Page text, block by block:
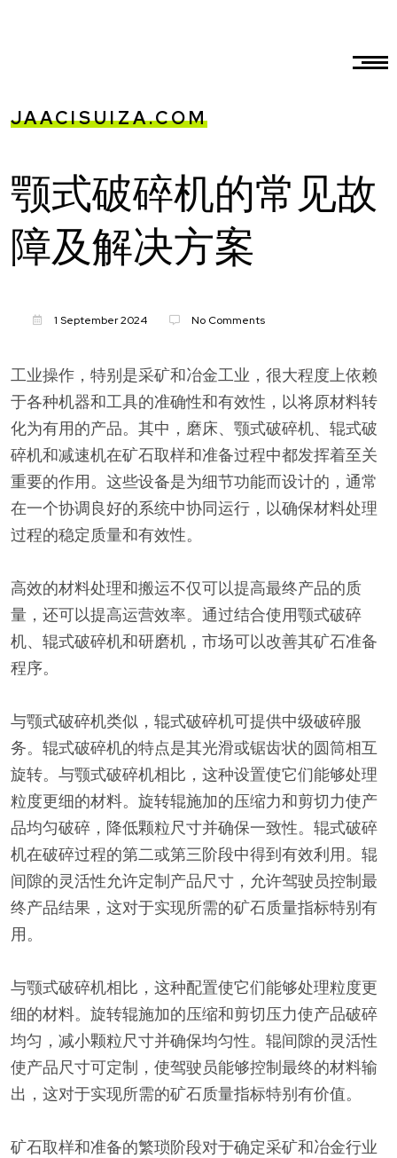
JAACISUIZA.COM
颚式破碎机的常见故
障及解决方案
1 September 2024 No Comments
工业操作，特别是采矿和冶金工业，很大程度上依赖
于各种机器和工具的准确性和有效性，以将原材料转
化为有用的产品。其中，磨床、颚式破碎机、辊式破
碎机和减速机在矿石取样和准备过程中都发挥着至关
重要的作用。这些设备是为细节功能而设计的，通常
在一个协调良好的系统中协同运行，以确保材料处理
过程的稳定质量和有效性。
高效的材料处理和搬运不仅可以提高最终产品的质
量，还可以提高运营效率。通过结合使用颚式破碎
机、辊式破碎机和研磨机，市场可以改善其矿石准备
程序。
与颚式破碎机类似，辊式破碎机可提供中级破碎服
务。辊式破碎机的特点是其光滑或锯齿状的圆筒相互
旋转。与颚式破碎机相比，这种设置使它们能够处理
粒度更细的材料。旋转辊施加的压缩力和剪切力使产
品均匀破碎，降低颗粒尺寸并确保一致性。辊式破碎
机在破碎过程的第二或第三阶段中得到有效利用。辊
间隙的灵活性允许定制产品尺寸，允许驾驶员控制最
终产品结果，这对于实现所需的矿石质量指标特别有
用。
与颚式破碎机相比，这种配置使它们能够处理粒度更
细的材料。旋转辊施加的压缩和剪切压力使产品破碎
均匀，减小颗粒尺寸并确保均匀性。辊间隙的灵活性
使产品尺寸可定制，使驾驶员能够控制最终的材料输
出，这对于实现所需的矿石质量指标特别有价值。
矿石取样和准备的繁琐阶段对于确定采矿和冶金行业